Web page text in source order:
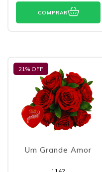
COMPRAR
21% OFF
Um Grande Amor